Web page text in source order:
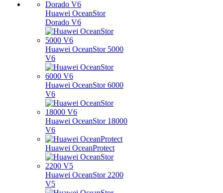
Huawei OceanStor
Dorado V6
Huawei OceanStor 5000
V6
Huawei OceanStor 6000
V6
Huawei OceanStor 18000
V6
Huawei OceanProtect
Huawei OceanStor 2200
V5